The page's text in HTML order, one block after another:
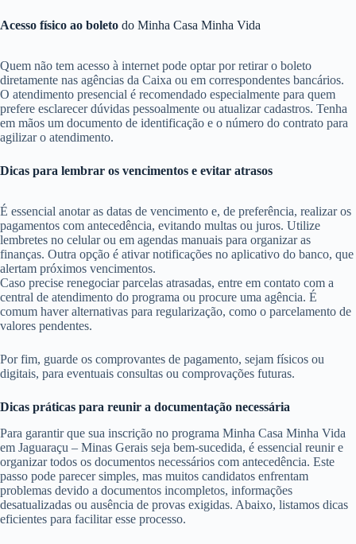
Acesso físico ao boleto do Minha Casa Minha Vida
Quem não tem acesso à internet pode optar por retirar o boleto
diretamente nas agências da Caixa ou em correspondentes bancários.
O atendimento presencial é recomendado especialmente para quem
prefere esclarecer dúvidas pessoalmente ou atualizar cadastros. Tenha
em mãos um documento de identificação e o número do contrato para
agilizar o atendimento.
Dicas para lembrar os vencimentos e evitar atrasos
É essencial anotar as datas de vencimento e, de preferência, realizar os
pagamentos com antecedência, evitando multas ou juros. Utilize
lembretes no celular ou em agendas manuais para organizar as
finanças. Outra opção é ativar notificações no aplicativo do banco, que
alertam próximos vencimentos.
Caso precise renegociar parcelas atrasadas, entre em contato com a
central de atendimento do programa ou procure uma agência. É
comum haver alternativas para regularização, como o parcelamento de
valores pendentes.
Por fim, guarde os comprovantes de pagamento, sejam físicos ou
digitais, para eventuais consultas ou comprovações futuras.
Dicas práticas para reunir a documentação necessária
Para garantir que sua inscrição no programa Minha Casa Minha Vida
em Jaguaraçu – Minas Gerais seja bem-sucedida, é essencial reunir e
organizar todos os documentos necessários com antecedência. Este
passo pode parecer simples, mas muitos candidatos enfrentam
problemas devido a documentos incompletos, informações
desatualizadas ou ausência de provas exigidas. Abaixo, listamos dicas
eficientes para facilitar esse processo.